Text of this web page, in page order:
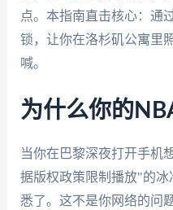
点。本指南直击核心：通
锁，让你在洛杉矶公寓里
喊。
为什么你的
当你在巴黎深夜打开手机
据版权政策限制播放"的
悉了。这不是你网络的问